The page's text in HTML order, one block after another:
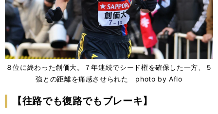
８位に終わった創価大。７年連続でシード権を確保した一方、５
強との距離を痛感させられた photo by Aflo
【往路でも復路でもブレーキ】